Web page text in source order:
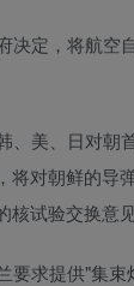
决定，将航空
、美、日对朝
将对朝鲜的导
核试验交换意
要求提供"集